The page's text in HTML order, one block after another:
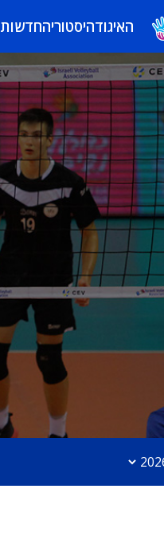
האיגודהיסטוריהחדשות